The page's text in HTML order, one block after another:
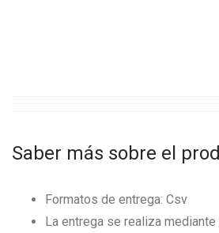
Saber más sobre el
Formatos de entrega: Csv
La entrega se realiza mediante